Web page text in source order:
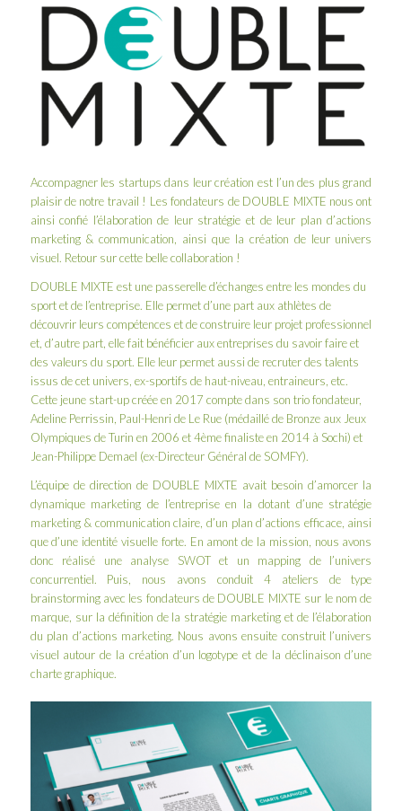
Accompagner les startups dans leur création est l’un des plus grand
plaisir de notre travail ! Les fondateurs de DOUBLE MIXTE nous ont
ainsi confié l’élaboration de leur stratégie et de leur plan d’actions
marketing & communication, ainsi que la création de leur univers
visuel. Retour sur cette belle collaboration !
DOUBLE MIXTE est une passerelle d’échanges entre les mondes du
sport et de l’entreprise. Elle permet d’une part aux athlètes de
découvrir leurs compétences et de construire leur projet professionnel
et, d’autre part, elle fait bénéficier aux entreprises du savoir faire et
des valeurs du sport. Elle leur permet aussi de recruter des talents
issus de cet univers, ex-sportifs de haut-niveau, entraineurs, etc.
Cette jeune start-up créée en 2017 compte dans son trio fondateur,
Adeline Perrissin, Paul-Henri de Le Rue (médaillé de Bronze aux Jeux
Olympiques de Turin en 2006 et 4ème finaliste en 2014 à Sochi) et
Jean-Philippe Demael (ex-Directeur Général de SOMFY).
L’équipe de direction de DOUBLE MIXTE avait besoin d’amorcer la
dynamique marketing de l’entreprise en la dotant d’une stratégie
marketing & communication claire, d’un plan d’actions efficace, ainsi
que d’une identité visuelle forte. En amont de la mission, nous avons
donc réalisé une analyse SWOT et un mapping de l’univers
concurrentiel. Puis, nous avons conduit 4 ateliers de type
brainstorming avec les fondateurs de DOUBLE MIXTE sur le nom de
marque, sur la définition de la stratégie marketing et de l’élaboration
du plan d’actions marketing. Nous avons ensuite construit l’univers
visuel autour de la création d’un logotype et de la déclinaison d’une
charte graphique.